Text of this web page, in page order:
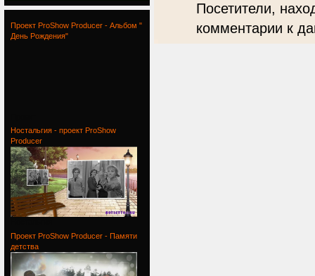
Посетители,
комментарии к
Проект ProShow Producer - Альбом "
День Рождения"
Ностальгия - проект ProShow
Producer
Проект ProShow Producer - Памяти
детства